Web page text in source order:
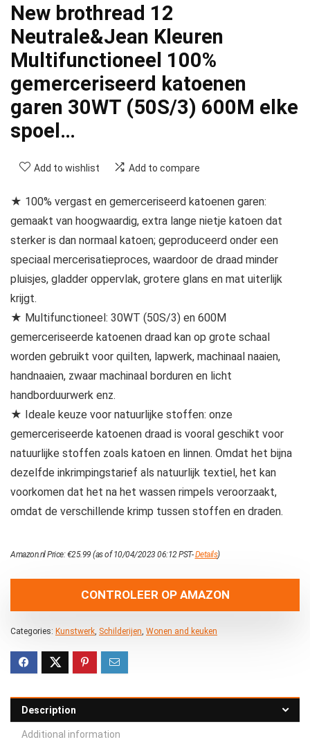
New brothread 12
Neutrale&Jean Kleuren
Multifunctioneel 100%
gemerceriseerd katoenen
garen 30WT (50S/3) 600M elke
spoel…
Add to wishlist Add to compare
★ 100% vergast en gemerceriseerd katoenen garen:
gemaakt van hoogwaardig, extra lange nietje katoen dat
sterker is dan normaal katoen; geproduceerd onder een
speciaal mercerisatieproces, waardoor de draad minder
pluisjes, gladder oppervlak, grotere glans en mat uiterlijk
krijgt.
★ Multifunctioneel: 30WT (50S/3) en 600M
gemerceriseerde katoenen draad kan op grote schaal
worden gebruikt voor quilten, lapwerk, machinaal naaien,
handnaaien, zwaar machinaal borduren en licht
handborduurwerk enz.
★ Ideale keuze voor natuurlijke stoffen: onze
gemerceriseerde katoenen draad is vooral geschikt voor
natuurlijke stoffen zoals katoen en linnen. Omdat het bijna
dezelfde inkrimpingstarief als natuurlijk textiel, het kan
voorkomen dat het na het wassen rimpels veroorzaakt,
omdat de verschillende krimp tussen stoffen en draden.
Amazon.nl Price:€25.99 (as of 10/04/2023 06:12 PST-Details)
CONTROLEER OP AMAZON
Categories: Kunstwerk Schilderijen Wonen and keuken
Description
Additional information